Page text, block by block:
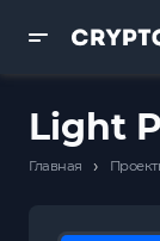
Light
Главная ›